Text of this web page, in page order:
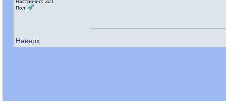
Настрочил: 321
Пол:
Наверх